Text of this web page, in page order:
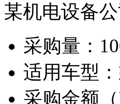
某机电设备公
采购量：
适用车型：
采购金额（